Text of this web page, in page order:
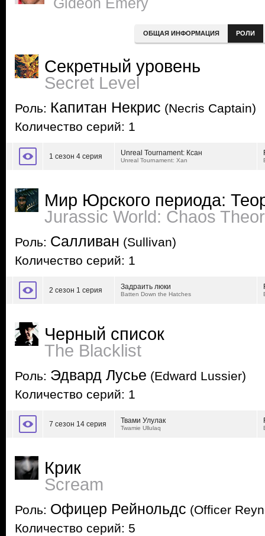
ОБЩАЯ ИНФОРМАЦИЯ РОЛИ
Секретный уровень
Secret Level
Роль: Капитан Некрис (Necris Captain)
Количество серий: 1
1 сезон 4 серия Unreal Tournament: Ксан
Unreal Tournament: Xan
Мир Юрского периода:
Jurassic World: Chaos
Роль: Салливан (Sullivan)
Количество серий: 1
2 сезон 1 серия Задраить люки
Batten Down the Hatches
Черный список
The Blacklist
Роль: Эдвард Лусье (Edward Lussier)
Количество серий: 1
7 сезон 14 серия Твами Улулак
Twamie Ullulaq
Крик
Scream
Роль: Офицер Рейнольдс (Officer
Количество серий: 5